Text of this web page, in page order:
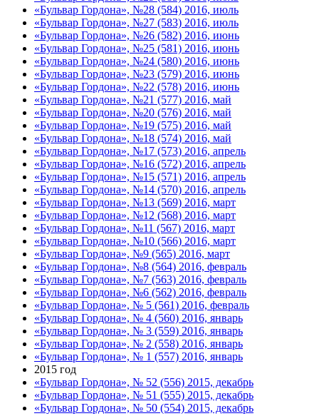
«Бульвар Гордона», №28 (584) 2016, июль
«Бульвар Гордона», №27 (583) 2016, июль
«Бульвар Гордона», №26 (582) 2016, июнь
«Бульвар Гордона», №25 (581) 2016, июнь
«Бульвар Гордона», №24 (580) 2016, июнь
«Бульвар Гордона», №23 (579) 2016, июнь
«Бульвар Гордона», №22 (578) 2016, июнь
«Бульвар Гордона», №21 (577) 2016, май
«Бульвар Гордона», №20 (576) 2016, май
«Бульвар Гордона», №19 (575) 2016, май
«Бульвар Гордона», №18 (574) 2016, май
«Бульвар Гордона», №17 (573) 2016, апрель
«Бульвар Гордона», №16 (572) 2016, апрель
«Бульвар Гордона», №15 (571) 2016, апрель
«Бульвар Гордона», №14 (570) 2016, апрель
«Бульвар Гордона», №13 (569) 2016, март
«Бульвар Гордона», №12 (568) 2016, март
«Бульвар Гордона», №11 (567) 2016, март
«Бульвар Гордона», №10 (566) 2016, март
«Бульвар Гордона», №9 (565) 2016, март
«Бульвар Гордона», №8 (564) 2016, февраль
«Бульвар Гордона», №7 (563) 2016, февраль
«Бульвар Гордона», №6 (562) 2016, февраль
«Бульвар Гордона», № 5 (561) 2016, февраль
«Бульвар Гордона», № 4 (560) 2016, январь
«Бульвар Гордона», № 3 (559) 2016, январь
«Бульвар Гордона», № 2 (558) 2016, январь
«Бульвар Гордона», № 1 (557) 2016, январь
2015 год
«Бульвар Гордона», № 52 (556) 2015, декабрь
«Бульвар Гордона», № 51 (555) 2015, декабрь
«Бульвар Гордона», № 50 (554) 2015, декабрь